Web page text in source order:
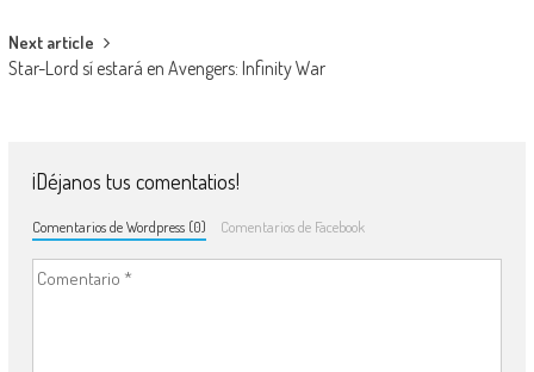
Next article
Star-Lord sí estará en Avengers: Infinity War
¡Déjanos tus comentatios!
Comentarios de Wordpress (0) Comentarios de Facebook